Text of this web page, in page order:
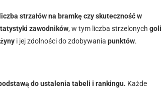
strzałów na bramkę czy skuteczność w
zawodników, w tym liczba strzelonych goli
i jej zdolności do zdobywania punktów.
do ustalenia tabeli i rankingu. Każde